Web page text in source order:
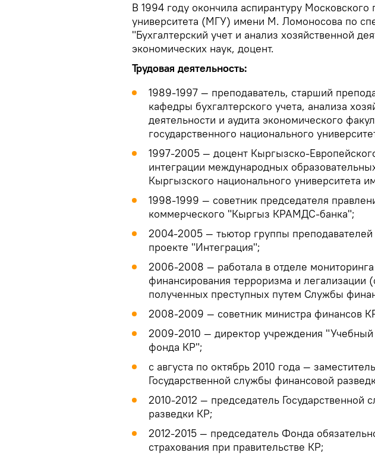
В 1994 году окончила аспирантуру Московского
университета (МГУ) имени М. Ломоносова по
"Бухгалтерский учет и анализ хозяйственной
экономических наук, доцент.
Трудовая деятельность:
1989-1997 — преподаватель, старший
кафедры бухгалтерского учета, анализа
деятельности и аудита экономического
государственного национального
1997-2005 — доцент Кыргызско-
интеграции международных
Кыргызского национального университета
1998-1999 — советник председателя
коммерческого "Кыргыз КРАМДС-банка";
2004-2005 — тьютор группы преподавателей
проекте "Интеграция";
2006-2008 — работала в отделе
финансирования терроризма и легализации
полученных преступных путем Службы
2008-2009 — советник министра финансов
2009-2010 — директор учреждения "Учебный
фонда КР";
с августа по октябрь 2010 года —
Государственной службы финансовой
2010-2012 — председатель Государственной
разведки КР;
2012-2015 — председатель Фонда
страхования при правительстве КР;